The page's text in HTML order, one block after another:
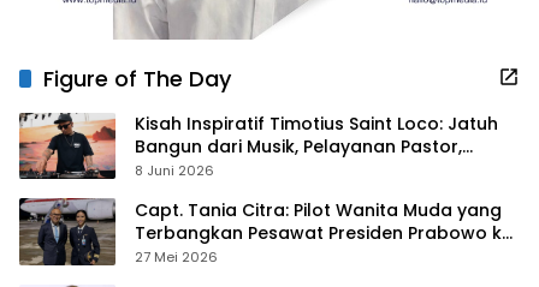
Figure of The Day
Kisah Inspiratif Timotius Saint Loco: Jatuh
Bangun dari Musik, Pelayanan Pastor,
hingga Gurita Bisnis Sambal Babon
8 Juni 2026
Capt. Tania Citra: Pilot Wanita Muda yang
Terbangkan Pesawat Presiden Prabowo ke
Prancis
27 Mei 2026